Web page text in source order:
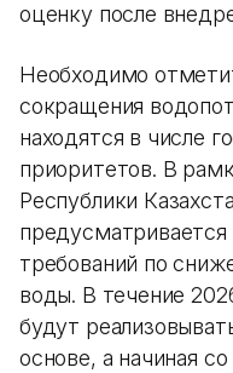
оценку после
Необходимо
сокращения
находятся в числе
приоритетов. В
Республики
требований по
воды. В течение
будут
основе, а начиная